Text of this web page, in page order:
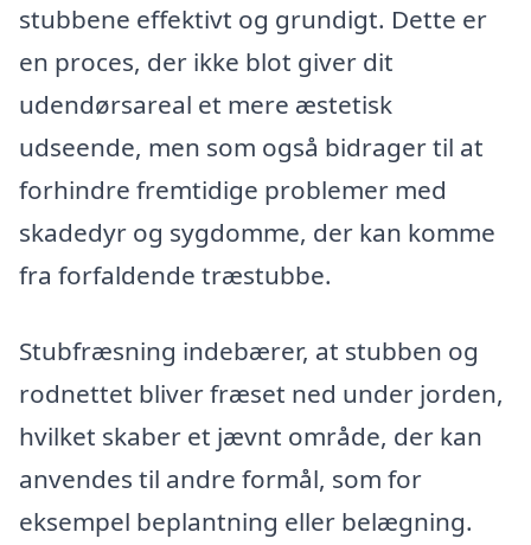
stubbene effektivt og grundigt. Dette er
en proces, der ikke blot giver dit
udendørsareal et mere æstetisk
udseende, men som også bidrager til at
forhindre fremtidige problemer med
skadedyr og sygdomme, der kan komme
fra forfaldende træstubbe.
Stubfræsning indebærer, at stubben og
rodnettet bliver fræset ned under jorden,
hvilket skaber et jævnt område, der kan
anvendes til andre formål, som for
eksempel beplantning eller belægning.